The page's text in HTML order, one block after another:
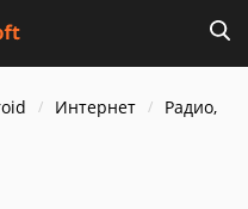
Интернет
Радио,